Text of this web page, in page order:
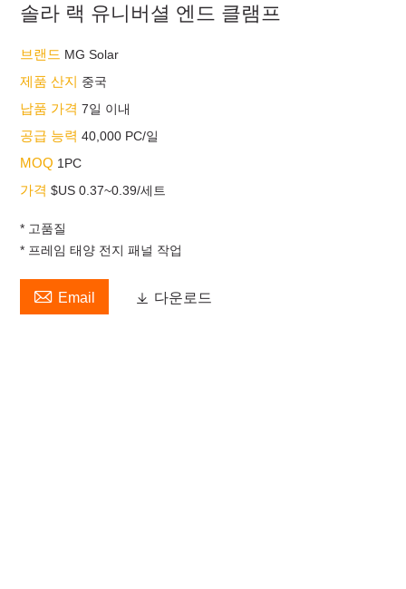
솔라 랙 유니버셜 엔드 클램프
브랜드 MG Solar
제품 산지 중국
납품 가격7일 이내
공급 능력40,000 PC/일
MOQ 1PC
가격$US 0.37~0.39/세트
* 고품질
* 프레임 태양 전지 패널 작업
 Email  다운로드